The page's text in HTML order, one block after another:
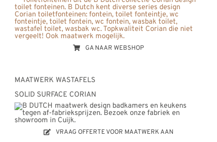
GA NAAR WEBSHOP
MAATWERK WASTAFELS
SOLID SURFACE CORIAN
VRAAG OFFERTE VOOR MAATWERK AAN